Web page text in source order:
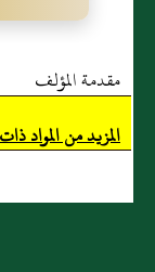
مقدمة المؤلف
المزيد من المواد